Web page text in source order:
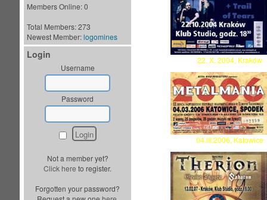
Members Online: 0
Total Members: 273
Newest Member:logomines
Login
Username
Password
Not a member yet?
Click here to register.
Forgotten your password?
22. X. 2004, Kraków
04.III.2006, Katowice